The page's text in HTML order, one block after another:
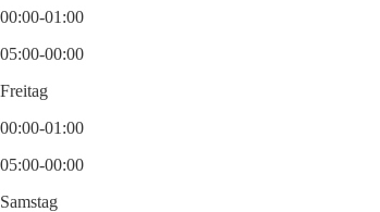
00:00-01:00
05:00-00:00
Freitag
00:00-01:00
05:00-00:00
Samstag